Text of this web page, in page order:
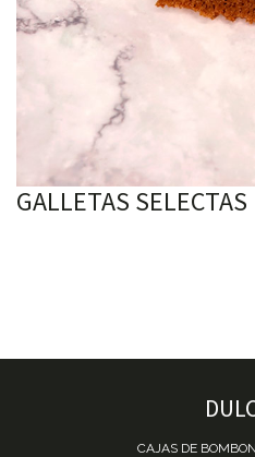
GALLETAS SELECTAS
CAJAS DE